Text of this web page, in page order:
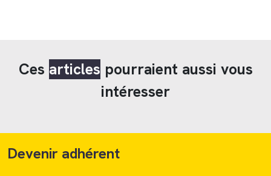
Ces articles pourraient aussi vous
intéresser
Devenir adhérent